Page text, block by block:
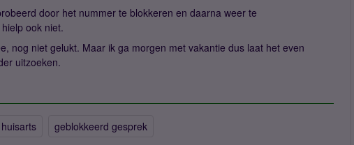
door het nummer te blokkeren en daarna weer te
ook niet.
nog niet gelukt. Maar ik ga morgen met vakantie dus laat het even
uitzoeken.
huisarts geblokkeerd gesprek